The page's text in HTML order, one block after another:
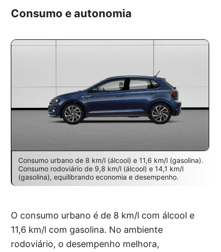
Consumo e autonomia
Consumo urbano de 8 km/l (álcool) e 11,6 km/l (gasolina).
Consumo rodoviário de 9,8 km/l (álcool) e 14,1 km/l
(gasolina), equilibrando economia e desempenho.
O consumo urbano é de 8 km/l com álcool e
11,6 km/l com gasolina. No ambiente
rodoviário, o desempenho melhora,